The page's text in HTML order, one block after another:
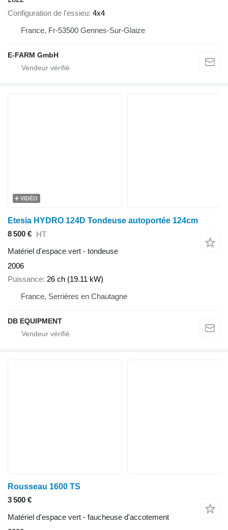
Configuration de l'essieu 4x4
France, Fr-53500 Gennes-Sur-Glaize
E-FARM GmbH
VIDÉO
Etesia HYDRO 124D Tondeuse autoportée 124cm
8 500 € HT
Matériel d'espace vert - tondeuse
2006
Puissance 26 ch (19.11 kW)
France, Serrières en Chautagne
DB EQUIPMENT
Rousseau 1600 TS
3 500 €
Matériel d'espace vert - faucheuse d'accotement